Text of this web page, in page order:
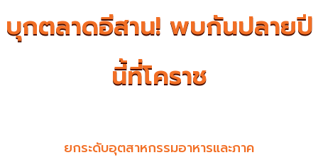
บุกตลาดอีสาน! พบกันปลายปี
นี้ที่โคราช
ยกระดับอุตสาหกรรมอาหารและภาค